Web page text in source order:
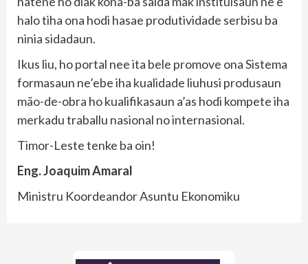
halo tiha ona hodi hasae produtividade serbisu ba
ninia sidadaun.
Ikus liu, ho portal nee ita bele promove ona Sistema
formasaun ne’ebe iha kualidade liuhusi produsaun
mão-de-obra ho kualifikasaun a’as hodi kompete iha
merkadu traballu nasional no internasional.
Timor-Leste tenke ba oin!
Eng. Joaquim Amaral
Ministru Koordeandor Asuntu Ekonomiku